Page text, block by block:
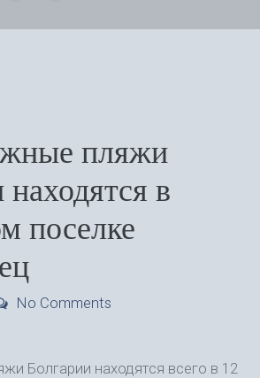
пляжи
в
поселке
No Comments
Болгарии находятся всего в 12